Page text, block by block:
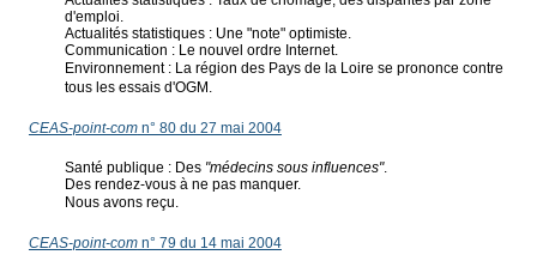
d'emploi.
Actualités statistiques : Une "note" optimiste.
Communication : Le nouvel ordre Internet.
Environnement : La région des Pays de la Loire se prononce contre
tous les essais d'OGM.
CEAS-point-comn° 80 du 27 mai 2004
Santé publique : Des "médecins sous influences".
Des rendez-vous à ne pas manquer.
Nous avons reçu.
CEAS-point-comn° 79 du 14 mai 2004